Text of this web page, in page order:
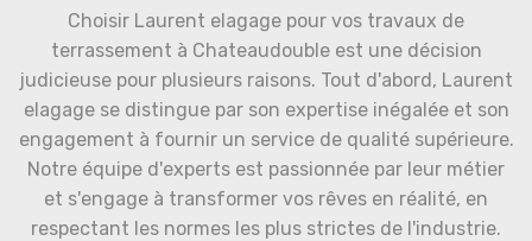
Choisir Laurent elagage pour vos travaux de
terrassement à Chateaudouble est une décision
judicieuse pour plusieurs raisons. Tout d'abord, Laurent
elagage se distingue par son expertise inégalée et son
engagement à fournir un service de qualité supérieure.
Notre équipe d'experts est passionnée par leur métier
et s'engage à transformer vos rêves en réalité, en
respectant les normes les plus strictes de l'industrie.